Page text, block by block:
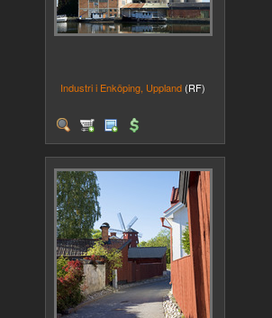
Industri i Enköping, Uppland (RF)